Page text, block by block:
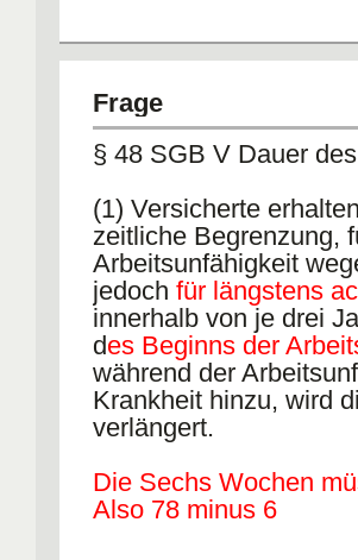
Frage
§ 48 SGB V Dauer
(1) Versicherte
zeitliche Begrenzung,
Arbeitsunfähigkeit
jedoch für längstens
innerhalb von je drei
des Beginns der
während der
Krankheit hinzu, wird
verlängert.
Die Sechs Wochen
Also 78 minus 6